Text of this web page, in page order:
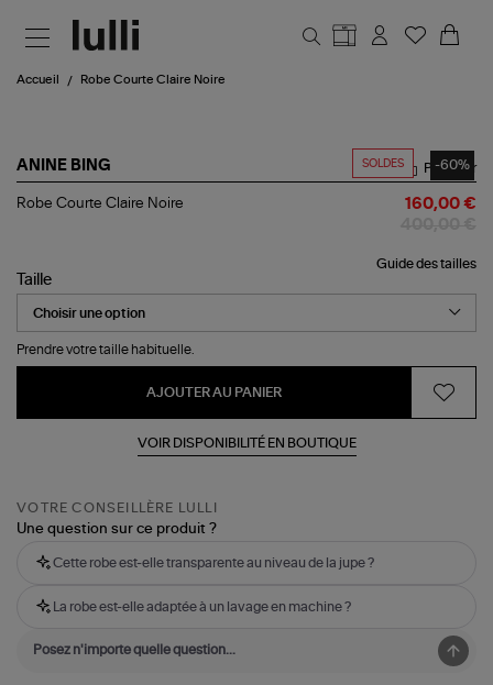
Accueil Robe Courte Claire Noire
SOLDES -60%
ANINE BING
Robe
Partager
Robe Courte Claire Noire 160,00 €
Guide des tailles
Taille
Prendre votre taille habituelle.
AJOUTER AU PANIER
VOIR DISPONIBILITÉ EN BOUTIQUE
VOTRE CONSEILLÈRE LULLI
Une question sur ce produit ?
Cette robe est-elle transparente au niveau de la jupe ?
La robe est-elle adaptée à un lavage en machine ?